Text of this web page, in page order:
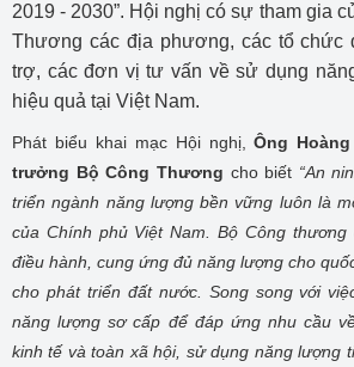
2019 - 2030”. Hội nghị có sự tham gia
Thương các địa phương, các tổ chức
trợ, các đơn vị tư vấn về sử dụng
hiệu quả tại Việt Nam.
Phát biểu khai mạc Hội nghị,
Ông
trưởng Bộ Công Thương cho biết “An
triển ngành năng lượng bền vững luôn là
của Chính phủ Việt Nam. Bộ Công thương
điều hành, cung ứng đủ năng lượng cho
cho phát triển đất nước. Song song với
năng lượng sơ cấp để đáp ứng nhu cầu
kinh tế và toàn xã hội, sử dụng năng lượng